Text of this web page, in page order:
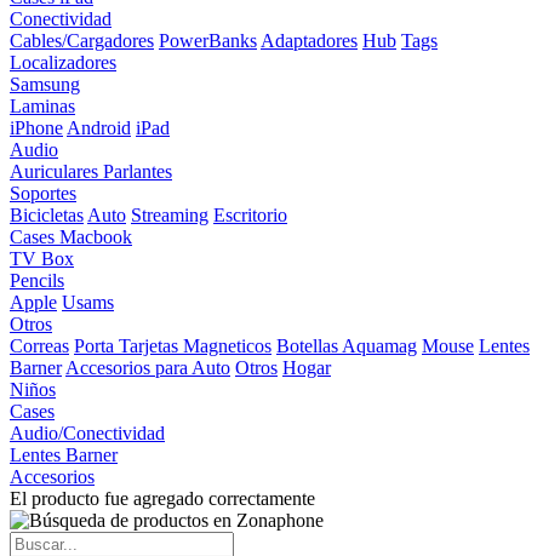
Conectividad
Cables/Cargadores PowerBanks Adaptadores Hub Tags
Localizadores
Samsung
Laminas
iPhone Android iPad
Audio
Auriculares Parlantes
Soportes
Bicicletas Auto Streaming Escritorio
Cases Macbook
TV Box
Pencils
Apple Usams
Otros
Correas Porta Tarjetas Magneticos Botellas Aquamag Mouse Lentes
Barner Accesorios para Auto Otros Hogar
Niños
Cases
Audio/Conectividad
Lentes Barner
Accesorios
El producto fue agregado correctamente